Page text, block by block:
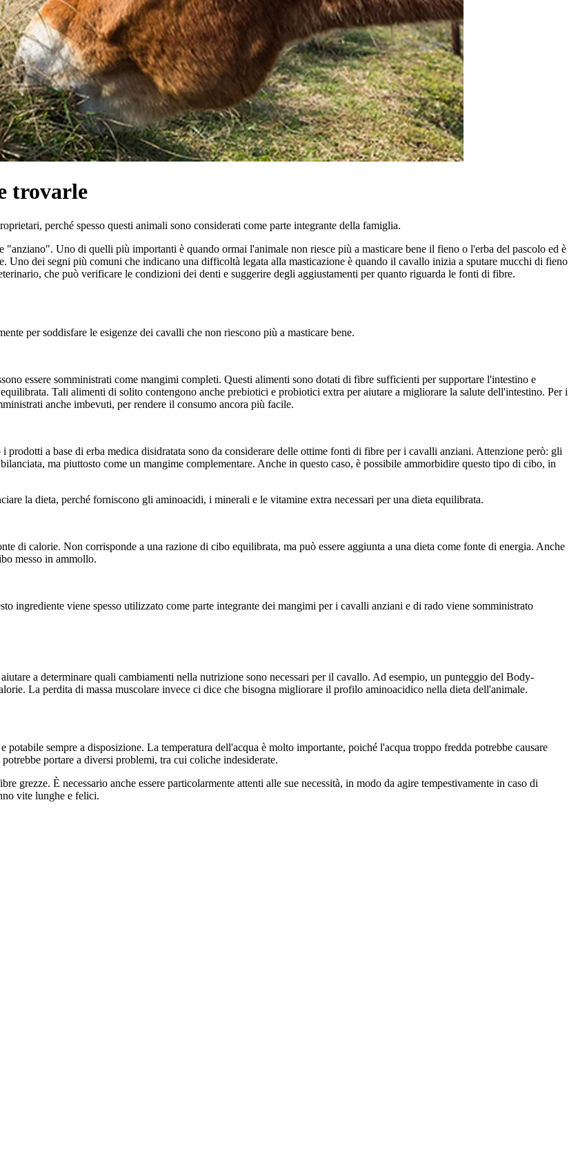
trovarle
perché spesso questi animali sono considerati come parte integrante della famiglia.
Uno di quelli più importanti è quando ormai l'animale non riesce più a masticare bene il fieno o l'erba del pascolo ed è
Uno dei segni più comuni che indicano una difficoltà legata alla masticazione è quando il cavallo inizia a sputare mucchi di fieno
che può verificare le condizioni dei denti e suggerire degli aggiustamenti per quanto riguarda le fonti di fibre.
per soddisfare le esigenze dei cavalli che non riescono più a masticare bene.
essere somministrati come mangimi completi. Questi alimenti sono dotati di fibre sufficienti per supportare l'intestino e
Tali alimenti di solito contengono anche prebiotici e probiotici extra per aiutare a migliorare la salute dell'intestino. Per i
anche imbevuti, per rendere il consumo ancora più facile.
a base di erba medica disidratata sono da considerare delle ottime fonti di fibre per i cavalli anziani. Attenzione però: gli
ma piuttosto come un mangime complementare. Anche in questo caso, è possibile ammorbidire questo tipo di cibo, in
la dieta, perché forniscono gli aminoacidi, i minerali e le vitamine extra necessari per una dieta equilibrata.
di calorie. Non corrisponde a una razione di cibo equilibrata, ma può essere aggiunta a una dieta come fonte di energia. Anche
messo in ammollo.
ingrediente viene spesso utilizzato come parte integrante dei mangimi per i cavalli anziani e di rado viene somministrato
a determinare quali cambiamenti nella nutrizione sono necessari per il cavallo. Ad esempio, un punteggio del Body-
La perdita di massa muscolare invece ci dice che bisogna migliorare il profilo aminoacidico nella dieta dell'animale.
sempre a disposizione. La temperatura dell'acqua è molto importante, poiché l'acqua troppo fredda potrebbe causare
portare a diversi problemi, tra cui coliche indesiderate.
grezze. È necessario anche essere particolarmente attenti alle sue necessità, in modo da agire tempestivamente in caso di
vite lunghe e felici.